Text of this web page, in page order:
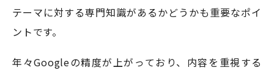
テーマに対する専門知識があるかどうかも重要なポイ
ントです。
年々Googleの精度が上がっており、内容を重視する